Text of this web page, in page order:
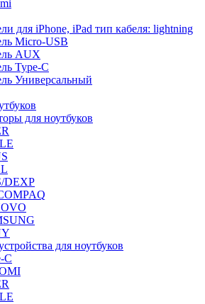
для iPhone, iPad тип кабеля: lightning
Micro-USB
AUX
Type-C
Универсальный
для ноутбуков
DEXP
для ноутбуков
C